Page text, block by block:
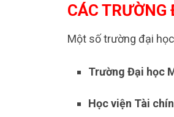
CÁC
Một số trường đại
Trường Đại học
Học viện Tài